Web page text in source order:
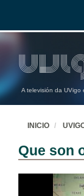
A televisión da UVigo
INICIO
Que son